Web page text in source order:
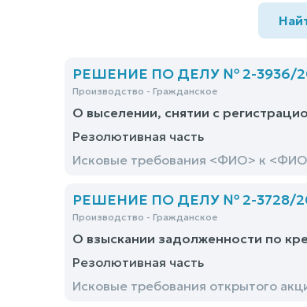
РЕШЕНИЕ ПО ДЕЛУ № 2-3936/
Производство - Гражданское
О выселении, снятии с
Резолютивная часть
Исковые требования <ФИО> к
РЕШЕНИЕ ПО ДЕЛУ № 2-3728/
Производство - Гражданское
О взыскании задолженности по
Резолютивная часть
Исковые требования открытого